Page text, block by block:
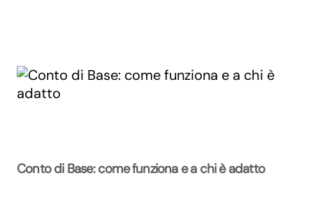
Conto di Base: come funziona e a chi è adatto